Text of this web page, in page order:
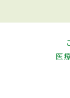
医